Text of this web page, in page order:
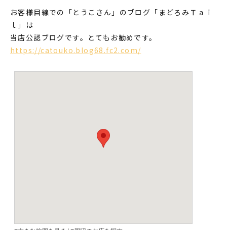
お客様目線での「とうこさん」のブログ「まどろみＴａｉ
ｌ」は
当店公認ブログです。とてもお勧めです。
https://catouko.blog68.fc2.com/